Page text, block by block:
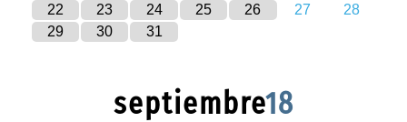
22
23 24 25 26 27
28
29
30 31
septiembre18